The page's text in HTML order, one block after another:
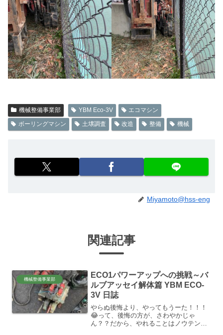
機械整備事業部 YBM Eco-3V
エコマシン
ボーリングマシン
土壌調査 改造 整備 機械
Miyamoto@hss-eng
関連記事
機械整備事業部
ECO1パワーアップへの挑戦～バ
ルブアッセイ解体篇 YBM ECO-
3V 日誌
やらぬ後悔より、やってもうーた！！！
😂って、後悔の方が、さわやかじゃ
ん？？だから、やれることはノウテンキ